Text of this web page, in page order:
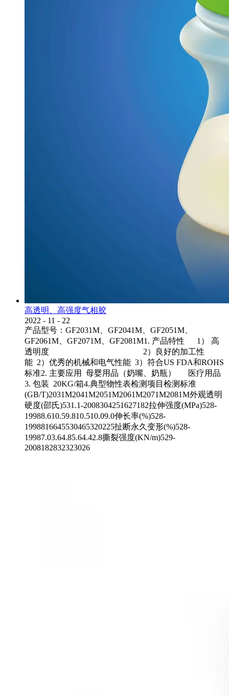
高透明、高强度气相胶
2022 - 11 - 22
产品型号：GF2031M、GF2041M、GF2051M、
GF2061M、GF2071M、GF2081M1. 产品特性 1） 高
透明度 2）良好的加工性
能 2）优秀的机械和电气性能 3）符合US FDA和ROHS
标准2. 主要应用 母婴用品（奶嘴、奶瓶） 医疗用品
3. 包装 20KG/箱4.典型物性表检测项目检测标准
(GB/T)2031M2041M2051M2061M2071M2081M外观透明
硬度(邵氏)531.1-2008304251627182拉伸强度(MPa)528-
19988.610.59.810.510.09.0伸长率(%)528-
1998816645530465320225扯断永久变形(%)528-
19987.03.64.85.64.42.8撕裂强度(KN/m)529-
2008182832323026